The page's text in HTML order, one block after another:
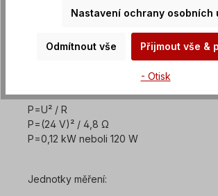
Stejnosměrný motor 24 V (nebo
má odpor 4,8 ohmu.
P=U² / R
P=(24 V)² / 4,8 Ω
P=0,12 kW neboli 120 W
Jednotky měření:
Nastavení ochrany osobních
Odmítnout vše Přijmout vše &
- Otisk